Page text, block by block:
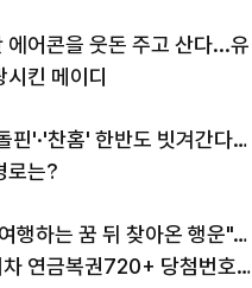
에어콘을 웃돈 주고 산다...유
시킨 메이디
핀'·'찬홈' 한반도 빗겨간다…
로는?
행하는 꿈 뒤 찾아온 행운"…
연금복권720+ 당첨번호조